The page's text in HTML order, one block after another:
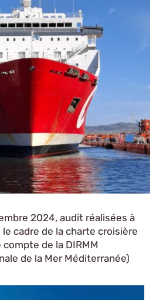
2024, audit réalisées à
cadre de la charte croisière
de la DIRMM
de la Mer Méditerranée)